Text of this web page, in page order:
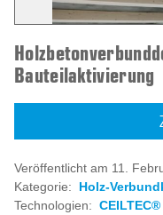
Bauteilaktivierung
Veröffentlicht am 11.
Kategorie:
Holz-
Technologien: